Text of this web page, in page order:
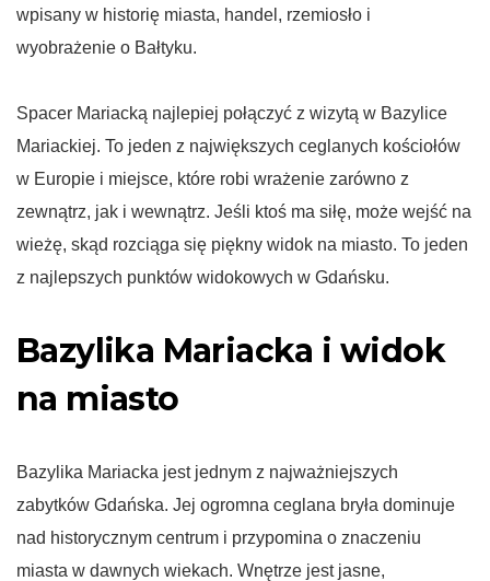
wpisany w historię miasta, handel, rzemiosło i
wyobrażenie o Bałtyku.
Spacer Mariacką najlepiej połączyć z wizytą w Bazylice
Mariackiej. To jeden z największych ceglanych kościołów
w Europie i miejsce, które robi wrażenie zarówno z
zewnątrz, jak i wewnątrz. Jeśli ktoś ma siłę, może wejść na
wieżę, skąd rozciąga się piękny widok na miasto. To jeden
z najlepszych punktów widokowych w Gdańsku.
Bazylika Mariacka i widok
na miasto
Bazylika Mariacka jest jednym z najważniejszych
zabytków Gdańska. Jej ogromna ceglana bryła dominuje
nad historycznym centrum i przypomina o znaczeniu
miasta w dawnych wiekach. Wnętrze jest jasne,